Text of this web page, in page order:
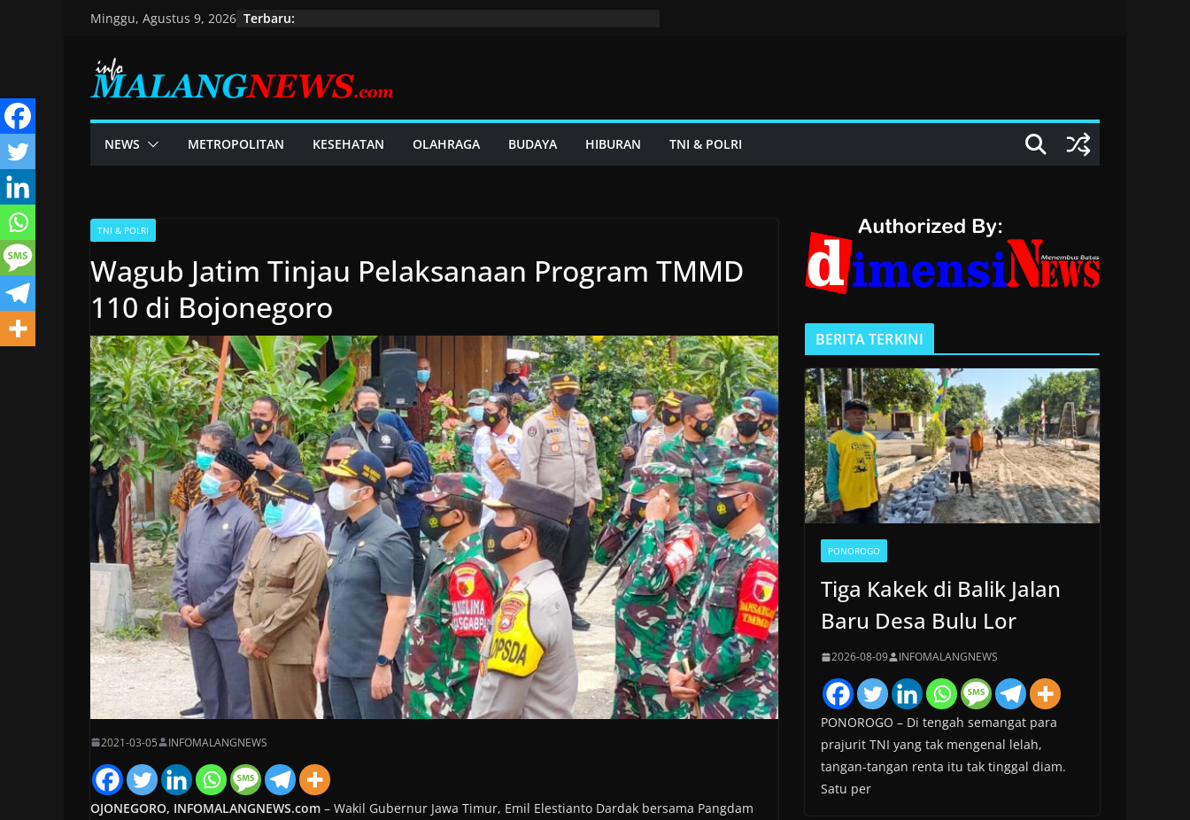
content
Minggu, Agustus 9, 2026 Terbaru:
NEWS METROPOLITAN KESEHATAN OLAHRAGA BUDAYA HIBURAN TNI & POLRI
TNI & POLRI
Wagub Jatim Tinjau Pelaksanaan Program TMMD
110 di Bojonegoro
2021-03-05 INFOMALANGNEWS
OJONEGORO, INFOMALANGNEWS.com – Wakil Gubernur Jawa Timur, Emil Elestianto Dardak bersama Pangdam
BERITA TERKINI
PONOROGO
Tiga Kakek di Balik Jalan
Baru Desa Bulu Lor
2026-08-09 INFOMALANGNEWS
PONOROGO – Di tengah semangat para
prajurit TNI yang tak mengenal lelah,
tangan-tangan renta itu tak tinggal diam.
Satu per